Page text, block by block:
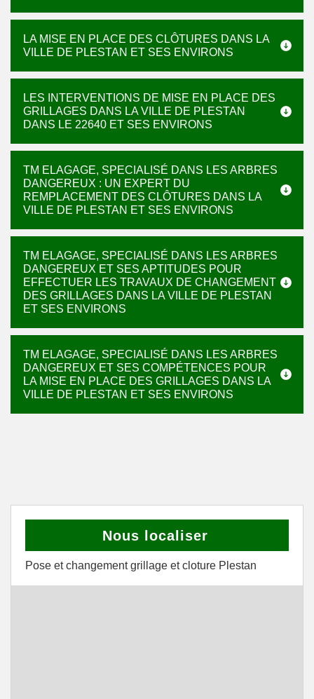
LA MISE EN PLACE DES CLÔTURES DANS LA
VILLE DE PLESTAN ET SES ENVIRONS
LES INTERVENTIONS DE MISE EN PLACE DES
GRILLAGES DANS LA VILLE DE PLESTAN
DANS LE 22640 ET SES ENVIRONS
TM ELAGAGE, SPECIALISÉ DANS LES ARBRES
DANGEREUX : UN EXPERT DU
REMPLACEMENT DES CLÔTURES DANS LA
VILLE DE PLESTAN ET SES ENVIRONS
TM ELAGAGE, SPECIALISÉ DANS LES ARBRES
DANGEREUX ET SES APTITUDES POUR
EFFECTUER LES TRAVAUX DE CHANGEMENT
DES GRILLAGES DANS LA VILLE DE PLESTAN
ET SES ENVIRONS
TM ELAGAGE, SPECIALISÉ DANS LES ARBRES
DANGEREUX ET SES COMPÉTENCES POUR
LA MISE EN PLACE DES GRILLAGES DANS LA
VILLE DE PLESTAN ET SES ENVIRONS
Nous localiser
Pose et changement grillage et cloture Plestan